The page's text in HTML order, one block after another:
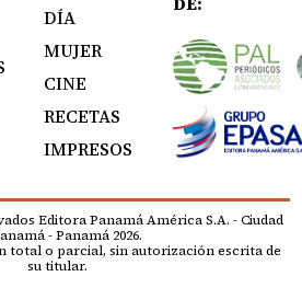
DÍA
MUJER
CINE
RECETAS
IMPRESOS
Editora Panamá América S.A. - Ciudad
- Panamá 2026.
total o parcial, sin autorización escrita de
su titular.